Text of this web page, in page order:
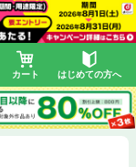
カート はじめての方へ